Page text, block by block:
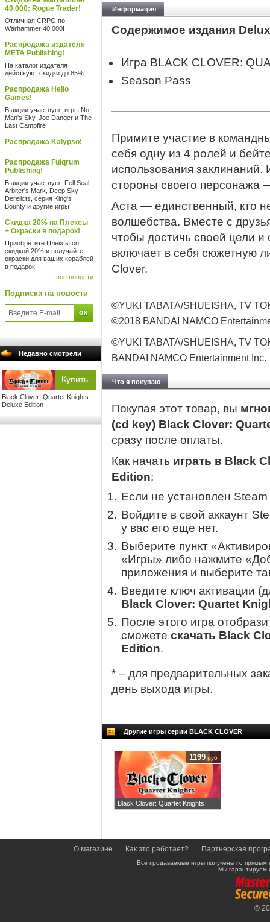
40,000: Rogue Trader!
Отличная CRPG по
Warhammer 40,000!
Распродажа издателя
META Publishing!
На каталог издателя
действуют скидки до 85%
Распродажа Hello
Games!
В акции участвуют игры No
Man's Sky, Joe Danger и The
Last Campfire
Распродажа Kalypso!
Распродажа Fulqrum
Publishing!
В акции участвуют Fell Seal:
Arbiter's Mark, Deep Sky
Derelicts, серия King's
Bounty и другие игры
Скидка 20% на Плексы
+ Окраски в подарок!
Приобретите Плексы со
скидкой 20% и получайте
окраски для ваших кораблей
в подарок!
все новости
Подписка на новости
Недавно смотрели
Black Clover: Quartet Knights -
Deluxe Edition
Информация
Содержимое издания
Игра BLACK CLOVER:
Season Pass
Примите участие в
себя одну из 4 ролей и
использования
стороны своего персонажа
Аста — единственный, кто
волшебства. Вместе с
чтобы достичь своей цели и
включает в себя сюжетную
Clover.
©YUKI TABATA/SHUEISHA, TV
©2018 BANDAI NAMCO
©YUKI TABATA/SHUEISHA, TV
BANDAI NAMCO Entertainment Inc.
Что я покупаю
Покупая этот товар, вы
(cd key) Black Clover:
сразу после оплаты.
Как начать играть в Black
Edition:
Если не установлен
Войдите в свой аккаунт
у вас его еще нет.
Выберите пункт
«Игры» либо нажмите
приложения и выберите
Введите ключ активации
Black Clover: Quartet
После этого игра
сможете скачать Black
Edition.
* – для предварительных
день выхода игры.
Другие игры серии BLACK CLOVER
Black Clover: Quartet Knights
1199 руб
О магазине Как это работает? Партнерская
Все продаваемые игры получены по
Мы гарантируем
©